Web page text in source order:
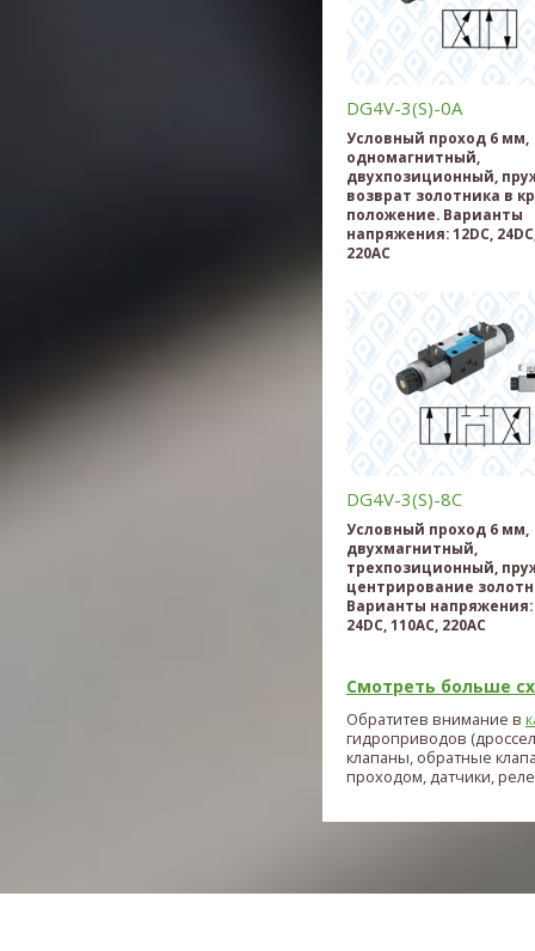
DG4V-3(S)-0A
Условный проход 6 мм,
одномагнитный,
двухпозиционный,
возврат золотника в
положение. Варианты
напряжения: 12DC,
220AC
DG4V-3(S)-8С
Условный проход 6 мм,
двухмагнитный,
трехпозиционный,
центрирование
Варианты напряжения:
24DC, 110AC, 220AC
Смотреть больше
Обратитев внимание в
гидроприводов
клапаны, обратные
проходом, датчики, реле